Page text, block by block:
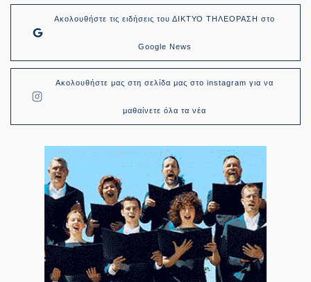
Ακολουθήστε τις ειδήσεις του ΔΙΚΤΥΟ ΤΗΛΕΟΡΑΣΗ στο
Google News
Ακολουθήστε μας στη σελίδα μας στο instagram για να
μαθαίνετε όλα τα νέα